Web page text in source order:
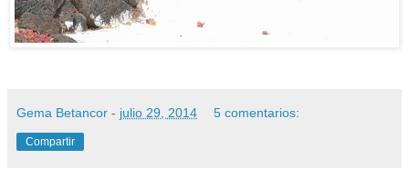
Gema Betancor - julio 29, 2014 5 comentarios:
Compartir